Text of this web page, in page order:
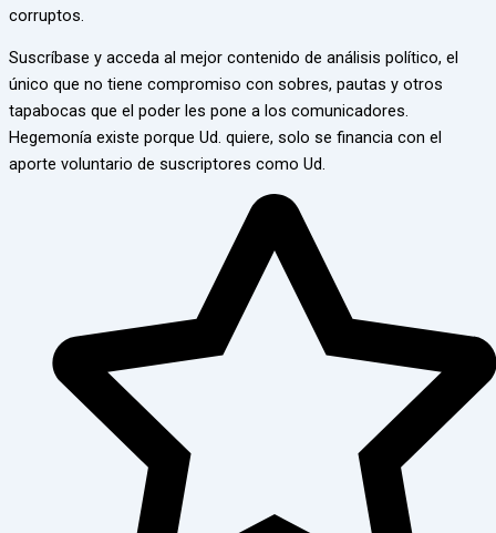
corruptos.
Suscríbase y acceda al mejor contenido de análisis político, el
único que no tiene compromiso con sobres, pautas y otros
tapabocas que el poder les pone a los comunicadores.
Hegemonía existe porque Ud. quiere, solo se financia con el
aporte voluntario de suscriptores como Ud.